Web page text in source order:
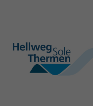
hellweg-sole-
thermen.de